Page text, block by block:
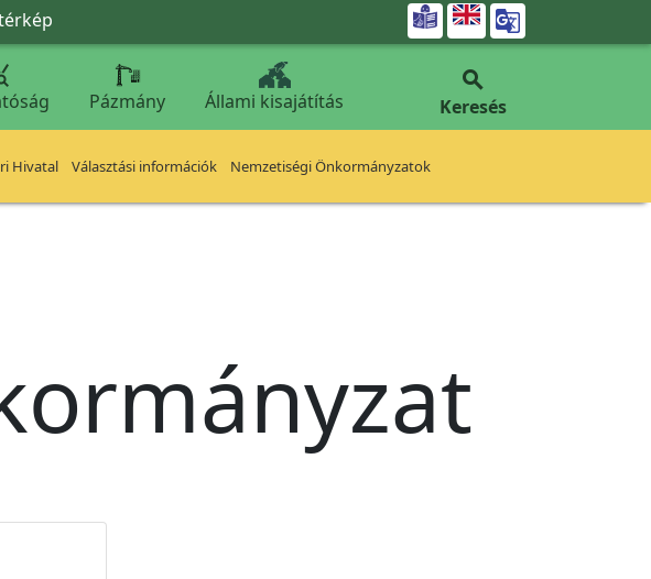

Pázmány Állami kisajátítás

Keresés
Hivatal Választási információk Nemzetiségi Önkormányzatok